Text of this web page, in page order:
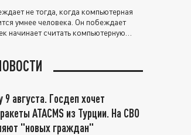
не тогда, когда компьютерная
умнее человека. Он побеждает
начинает считать компьютерную
9 августа. Госдеп хочет
ATACMS из Турции. На СВО
"новых граждан"